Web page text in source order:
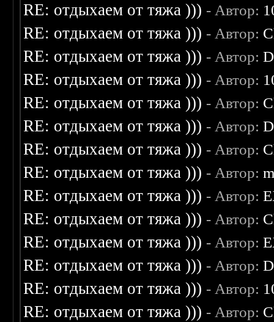
RE: отдыхаем от тяжа ))) - Автор:
RE: отдыхаем от тяжа ))) - Автор:
RE: отдыхаем от тяжа ))) - Автор:
RE: отдыхаем от тяжа ))) - Автор:
RE: отдыхаем от тяжа ))) - Автор:
RE: отдыхаем от тяжа ))) - Автор:
RE: отдыхаем от тяжа ))) - Автор:
RE: отдыхаем от тяжа ))) - Автор:
RE: отдыхаем от тяжа ))) - Автор:
RE: отдыхаем от тяжа ))) - Автор:
RE: отдыхаем от тяжа ))) - Автор:
RE: отдыхаем от тяжа ))) - Автор:
RE: отдыхаем от тяжа ))) - Автор:
RE: отдыхаем от тяжа ))) - Автор: